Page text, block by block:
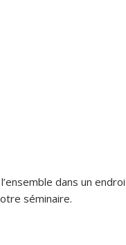
dans un
séminaire.